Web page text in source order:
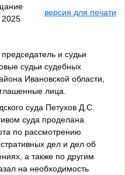
2025
версия для печати
и судьи
судьи судебных
Ивановской области,
лица.
суда Петухов Д.С.
суда проделана
по рассмотрению
дел и дел об
а также по другим
на необходимость